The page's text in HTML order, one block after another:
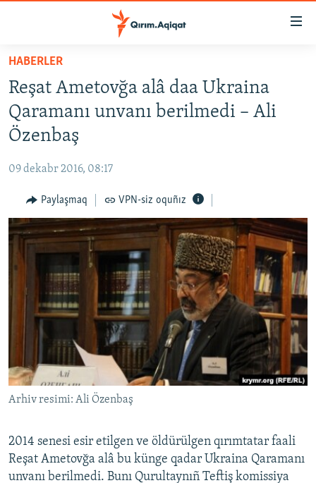
Esas
qaytmaq
Baş
navigatsiyağa
qaytmaq
Qıdıruvğa
SİYASET
İQTİSADİYAT
MEDENİYET
İNSAN AQLARI
VİDEO
SÜRET
BLOGLAR
FİKİR
Русский
Українською
QOŞULIÑIZ!
RFE/RS bütün saytları
HABERLER
Reşat Ametovğa alâ daa Ukraina
Qaramanı unvanı berilmedi – Ali
Özenbaş
09 dekabr 2016, 08:17
Paylaşmaq VPN-siz oquñız
Arhiv resimi: Ali Özenbaş
2014 senesi esir etilgen ve öldürülgen qırımtatar faali
Reşat Ametovğa alâ bu künge qadar Ukraina Qaramanı
unvanı berilmedi. Bunı Qurultaynıñ Teftiş komissiya